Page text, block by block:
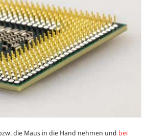
die Maus in die Hand nehmen und bei